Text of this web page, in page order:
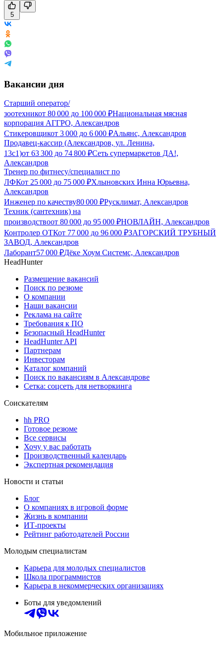
5
Вакансии дня
Старший оператор/
зоотехникот 80 000 до 100 000 ₽Национальная мясная
корпорация АГГРО, Александров
Стикеровщикот 3 000 до 6 000 ₽Альянс, Александров
Продавец-кассир (Александров, ул. Ленина,
13с1)от 63 300 до 74 800 ₽Сеть супермаркетов ДА!,
Александров
Тренер по фитнесу/специалист по
ЛФКот 25 000 до 75 000 ₽Хлыновских Инна Юрьевна,
Александров
Инженер по качеству80 000 ₽Русклимат, Александров
Техник (сантехник) на
производствоот 80 000 до 95 000 ₽НОВЛАЙН, Александров
Контролер ОТКот 77 000 до 96 000 ₽ЗАГОРСКИЙ ТРУБНЫЙ
ЗАВОД, Александров
Лаборант57 000 ₽Дёке Хоум Системс, Александров
HeadHunter
Размещение вакансий
Поиск по резюме
О компании
Наши вакансии
Реклама на сайте
Требования к ПО
Безопасный HeadHunter
HeadHunter API
Партнерам
Инвесторам
Каталог компаний
Поиск по вакансиям в Александрове
Сетка: соцсеть для нетворкинга
Соискателям
hh PRO
Готовое резюме
Все сервисы
Хочу у вас работать
Производственный календарь
Экспертная рекомендация
Новости и статьи
Блог
О компаниях в игровой форме
Жизнь в компании
ИТ-проекты
Рейтинг работодателей России
Молодым специалистам
Карьера для молодых специалистов
Школа программистов
Карьера в некоммерческих организациях
Боты для уведомлений
Мобильное приложение